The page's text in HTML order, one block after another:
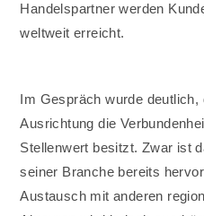
Handelspartner werden
weltweit erreicht.
Im Gespräch wurde
Ausrichtung die
Stellenwert besitzt. Zwar ist
seiner Branche bereits
Austausch mit anderen